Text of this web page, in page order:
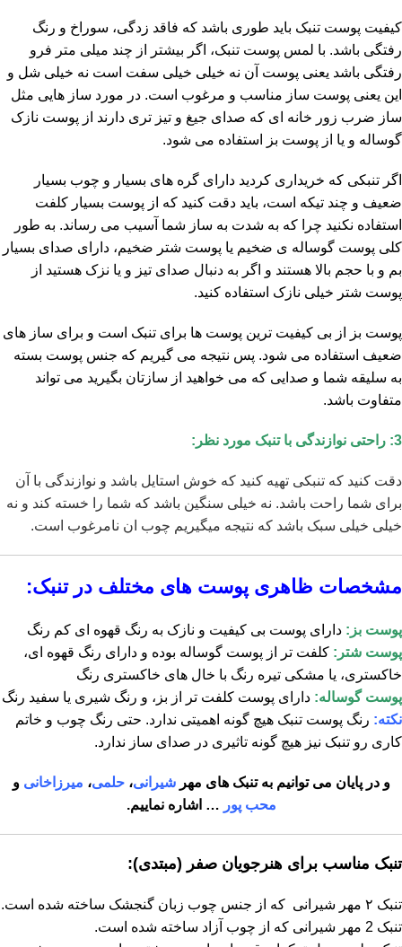
کیفیت پوست تنبک باید طوری باشد که فاقد زدگی، سوراخ و رنگ
رفتگی باشد. با لمس پوست تنبک، اگر بیشتر از چند میلی متر فرو
رفتگی باشد یعنی پوست آن نه خیلی خیلی سفت است نه خیلی شل و
این یعنی پوست ساز مناسب و مرغوب است. در مورد ساز هایی مثل
ساز ضرب زور خانه ای که صدای جیغ و تیز تری دارند از پوست نازک
گوساله و یا از پوست بز استفاده می شود.
اگر تنبکی که خریداری کردید دارای گره های بسیار و چوب بسیار
ضعیف و چند تیکه است، باید دقت کنید که از پوست بسیار کلفت
استفاده نکنید چرا که به شدت به ساز شما آسیب می رساند. به طور
کلی پوست گوساله ی ضخیم یا پوست شتر ضخیم، دارای صدای بسیار
بم و با حجم بالا هستند و اگر به دنبال صدای تیز و یا نزک هستید از
پوست شتر خیلی نازک استفاده کنید.
پوست بز از بی کیفیت ترین پوست ها برای تنبک است و برای ساز های
ضعیف استفاده می شود. پس نتیجه می گیریم که جنس پوست بسته
به سلیقه شما و صدایی که می خواهید از سازتان بگیرید می تواند
متفاوت باشد.
3: راحتی نوازندگی با تنبک مورد نظر:
دقت کنید که تنبکی تهیه کنید که خوش استایل باشد و نوازندگی با آن
برای شما راحت باشد. نه خیلی سنگین باشد که شما را خسته کند و نه
خیلی خیلی سبک باشد که نتیجه میگیریم چوب ان نامرغوب است.
مشخصات ظاهری پوست های مختلف در تنبک:
پوست بز: دارای پوست بی کیفیت و نازک به رنگ قهوه ای کم رنگ
پوست شتر: کلفت تر از پوست گوساله بوده و دارای رنگ قهوه ای،
خاکستری، یا مشکی تیره رنگ با خال های خاکستری رنگ
پوست گوساله: دارای پوست کلفت تر از بز، و رنگ شیری یا سفید رنگ
نکته: رنگ پوست تنبک هیچ گونه اهمیتی ندارد. حتی رنگ چوب و خاتم
کاری رو تنبک نیز هیچ گونه تاثیری در صدای ساز ندارد.
و در پایان می توانیم به تنبک های مهرشیرانی،حلمی، میرزاخانی و
محب پور … اشاره نماییم.
تنبک مناسب برای هنرجویان صفر (مبتدی):
تنبک ۲ مهر شیرانی که از جنس چوب زبان گنجشک ساخته شده است.
تنبک 2 مهر شیرانی که از چوب آزاد ساخته شده است.